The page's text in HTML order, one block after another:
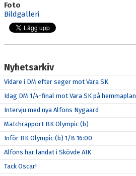
Foto
Bildgalleri
Nyhetsarkiv
Vidare i DM efter seger mot Vara SK
Idag DM 1/4-final mot Vara SK på hemmaplan
Intervju med nya Alfons Nygaard
Matchrapport BK Olympic (b)
Inför BK Olympic (b) 1/8 16:00
Alfons har landat i Skövde AIK
Tack Oscar!